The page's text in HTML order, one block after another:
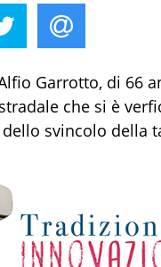
Garrotto, di 66
che si è
svincolo della